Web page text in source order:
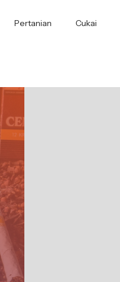
Pertanian Cukai